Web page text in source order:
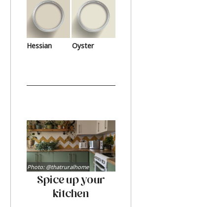
Hessian Oyster
Spice up your
kitchen
Photo: @thatruralhome